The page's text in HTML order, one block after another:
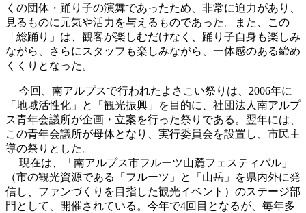
くの団体・踊り子の演舞であったため、非常に迫力があり、
見るものに元気や活力を与えるものであった。また、この
「総踊り」は、観客が楽しむだけなく、踊り子自身も楽しみ
ながら、さらにスタッフも楽しみながら、一体感のある締め
くくりとなった。
今回、南アルプスで行われたよさこい祭りは、2006年に
「地域活性化」と「観光振興」を目的に、社団法人南アルプ
ス青年会議所が企画・立案を行った祭りである。翌年には、
この青年会議所が母体となり、実行委員会を設置し、市民主
導の祭りとした。
現在は、「南アルプス市フルーツ山麓フェスティバル」
（市の観光資源である「フルーツ」と「山岳」を県内外に発
信し、ファンづくりを目指した観光イベント）のステージ部
門として、開催されている。今年で4回目となるが、毎年多